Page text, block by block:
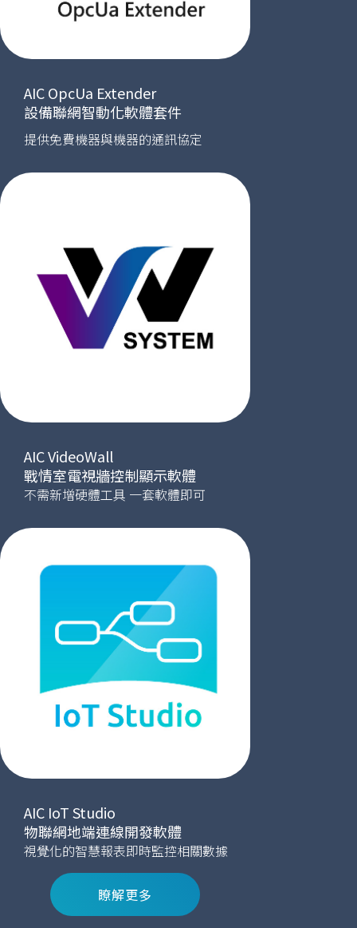
AIC OpcUa Extender
設備聯網智動化軟體套件
提供免費機器與機器的通訊協定
AIC VideoWall
戰情室電視牆控制顯示軟體
不需新增硬體工具 一套軟體即可
AIC IoT Studio
物聯網地端連線開發軟體
視覺化的智慧報表即時監控相關數據
瞭解更多